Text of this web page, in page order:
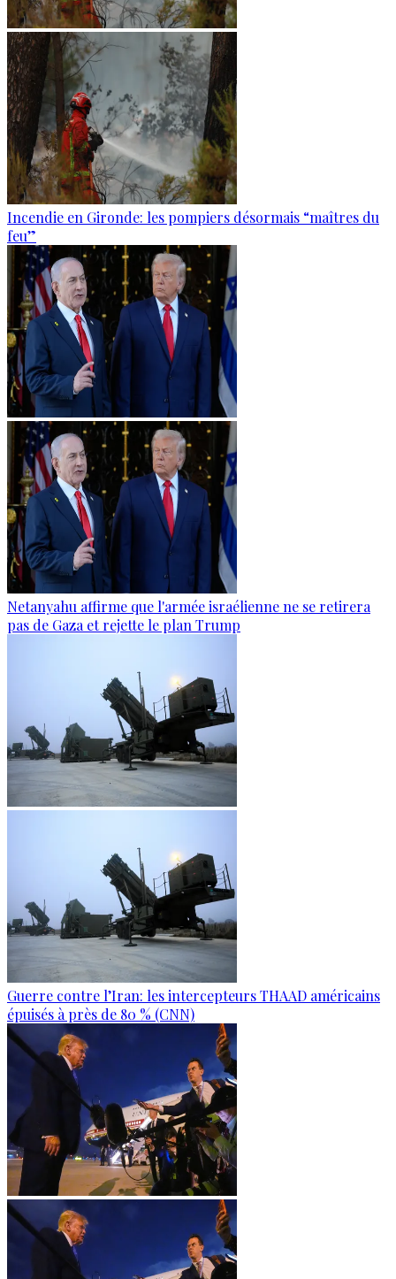
Incendie en Gironde: les pompiers désormais “maîtres du
feu”
Netanyahu affirme que l'armée israélienne ne se retirera
pas de Gaza et rejette le plan Trump
Guerre contre l’Iran: les intercepteurs THAAD américains
épuisés à près de 80 % (CNN)